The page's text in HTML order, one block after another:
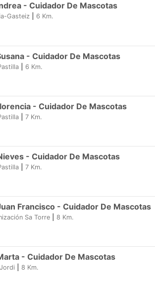
- Cuidador De Mascotas
Gasteiz 6 Km.
- Cuidador De Mascotas
6 Km.
- Cuidador De Mascotas
7 Km.
- Cuidador De Mascotas
7 Km.
Francisco - Cuidador De Mascotas
Sa Torre 8 Km.
- Cuidador De Mascotas
8 Km.